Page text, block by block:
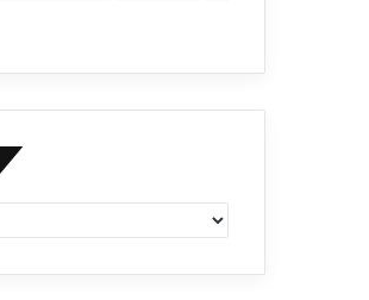
Archives